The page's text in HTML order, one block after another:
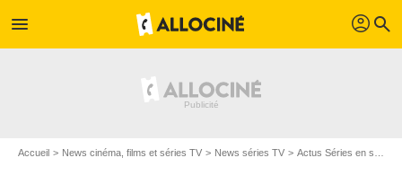
menu profil search
Accueil News cinéma, films et séries TV News séries TV Actus Séries en streaming